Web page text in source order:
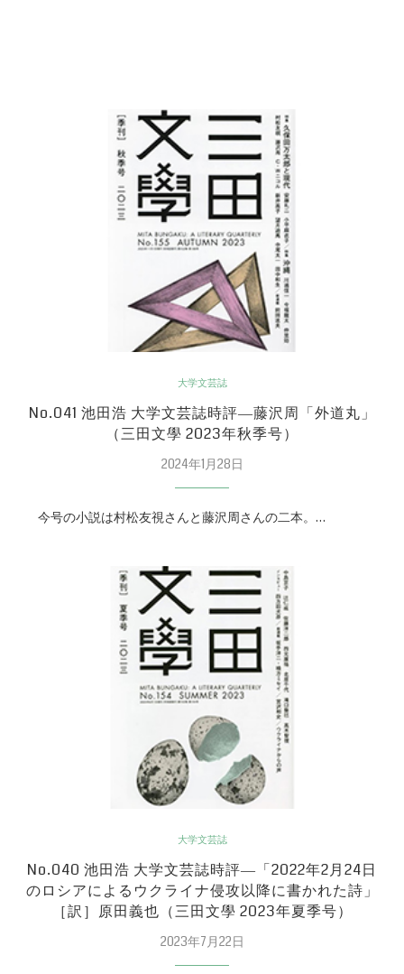
大学文芸誌
No.041 池田浩 大学文芸誌時評―藤沢周「外道丸」
（三田文學 2023年秋季号）
2024年1月28日
今号の小説は村松友視さんと藤沢周さんの二本。…
大学文芸誌
No.040 池田浩 大学文芸誌時評―「2022年2月24日
のロシアによるウクライナ侵攻以降に書かれた詩」
［訳］原田義也（三田文學 2023年夏季号）
2023年7月22日